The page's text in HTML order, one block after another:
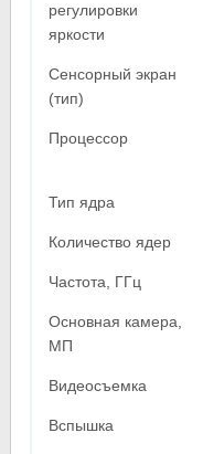
регулировки
яркости
Сенсорный экран
(тип)
Процессор
Тип ядра
Количество ядер
Частота, ГГц
Основная камера,
МП
Видеосъемка
Вспышка